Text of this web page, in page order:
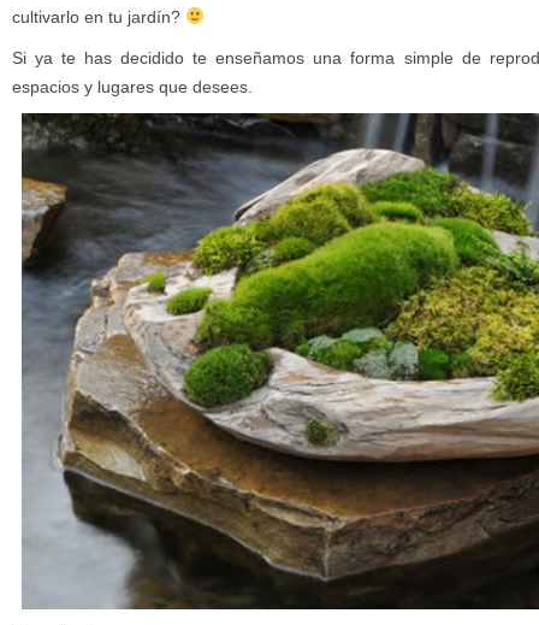
cultivarlo en tu jardín?
Si ya te has decidido te enseñamos una forma simple de
espacios y lugares que desees.